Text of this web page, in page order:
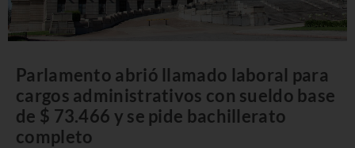
Parlamento abrió llamado laboral para
cargos administrativos con sueldo base
de $ 73.466 y se pide bachillerato
completo